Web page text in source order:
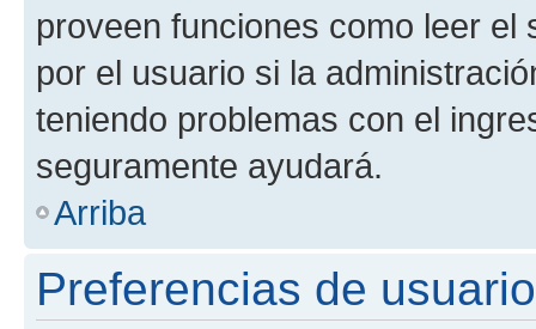
proveen funciones como leer el
por el usuario si la
teniendo problemas con el
seguramente ayudará.
Arriba
Preferencias de